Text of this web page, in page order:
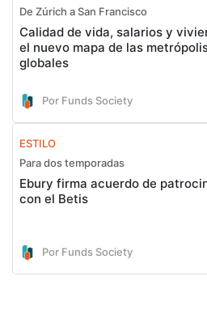
De Zúrich a San Francisco
Calidad de vida, salarios y
el nuevo mapa de las
globales
Por Funds Society
ESTILO
Para dos temporadas
Ebury firma acuerdo de
con el Betis
Por Funds Society